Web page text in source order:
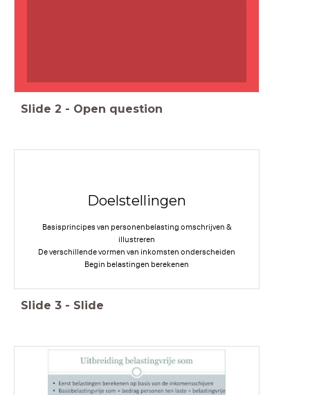
Slide 2 - Open question
Doelstellingen
Basisprincipes van personenbelasting omschrijven &
illustreren
De verschillende vormen van inkomsten onderscheiden
Begin belastingen berekenen
Slide 3 - Slide